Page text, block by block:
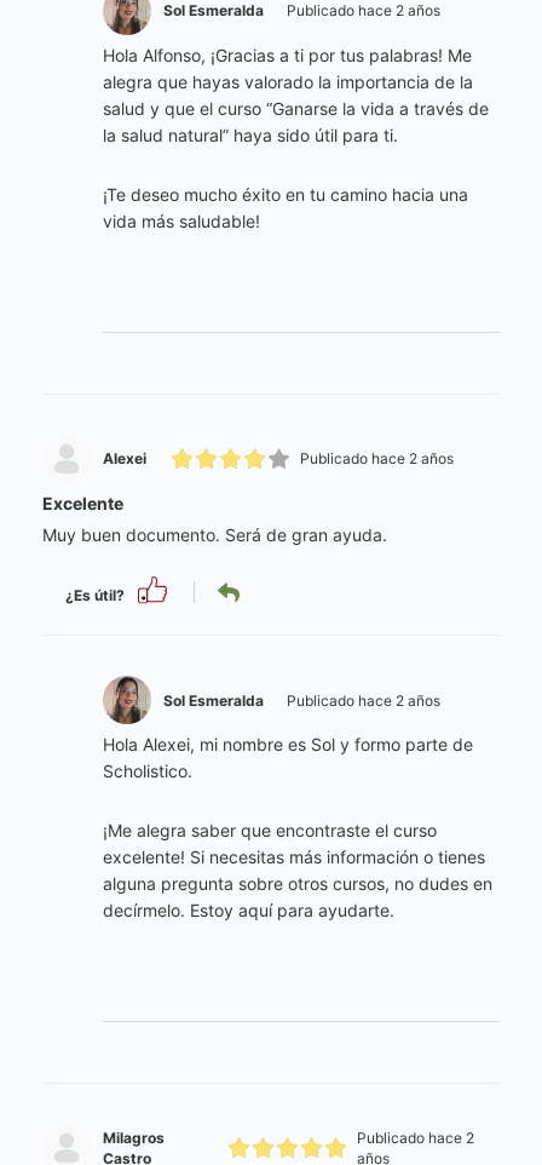
Sol Esmeralda Publicado hace 2 años
Hola Alfonso, ¡Gracias a ti por tus palabras! Me
alegra que hayas valorado la importancia de la
salud y que el curso “Ganarse la vida a través de
la salud natural” haya sido útil para ti.
¡Te deseo mucho éxito en tu camino hacia una
vida más saludable!
Alexei Publicado hace 2 años
Excelente
Muy buen documento. Será de gran ayuda.
¿Es útil?
Sol Esmeralda Publicado hace 2 años
Hola Alexei, mi nombre es Sol y formo parte de
Scholistico.
¡Me alegra saber que encontraste el curso
excelente! Si necesitas más información o tienes
alguna pregunta sobre otros cursos, no dudes en
decírmelo. Estoy aquí para ayudarte.
Milagros
Castro
Publicado hace 2
años